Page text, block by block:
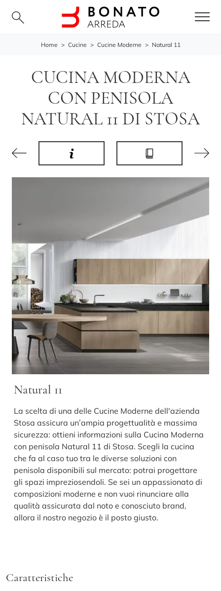
Home > Cucine > Cucine Moderne > Natural 11
CUCINA MODERNA
CON PENISOLA
NATURAL 11 DI STOSA
Natural 11
La scelta di una delle Cucine Moderne dell'azienda
Stosa assicura un’ampia progettualità e massima
sicurezza: ottieni informazioni sulla Cucina Moderna
con penisola Natural 11 di Stosa. Scegli la cucina
che fa al caso tuo tra le diverse soluzioni con
penisola disponibili sul mercato: potrai progettare
gli spazi impreziosendoli. Se sei un appassionato di
composizioni moderne e non vuoi rinunciare alla
qualità assicurata dal noto e conosciuto brand,
allora il nostro negozio è il posto giusto.
Caratteristiche